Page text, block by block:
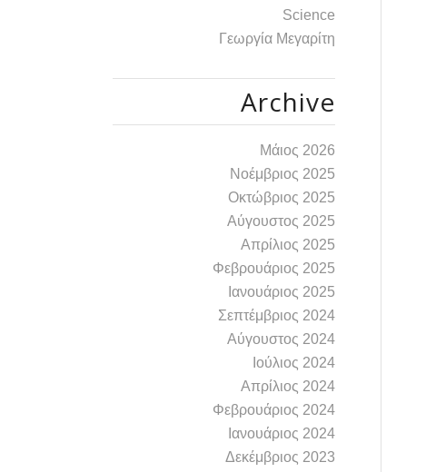
Science
Γεωργία Μεγαρίτη
Archive
Μάιος 2026
Νοέμβριος 2025
Οκτώβριος 2025
Αύγουστος 2025
Απρίλιος 2025
Φεβρουάριος 2025
Ιανουάριος 2025
Σεπτέμβριος 2024
Αύγουστος 2024
Ιούλιος 2024
Απρίλιος 2024
Φεβρουάριος 2024
Ιανουάριος 2024
Δεκέμβριος 2023